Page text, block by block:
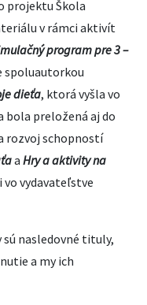
projektu Škola
v rámci aktivít
program pre 3 –
spoluautorkou
dieťa, ktorá vyšla vo
bola preložená aj do
rozvoj schopností
a Hry a aktivity na
vo vydavateľstve
nasledovné tituly,
a my ich